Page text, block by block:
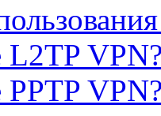
L2TP
PPTP